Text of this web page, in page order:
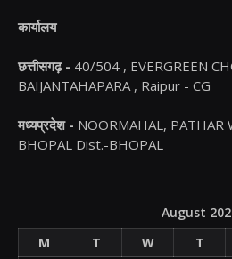
कार्यालय
छत्तीसगढ़ - 40/504 , EVERGREEN
BAIJANTAHAPARA , Raipur - CG
मध्यप्रदेश - NOORMAHAL, PATHAR
BHOPAL Dist.-BHOPAL
August
M
T W T